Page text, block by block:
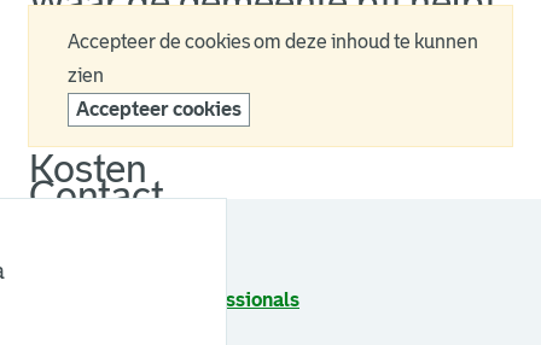
Accepteer de cookies om deze inhoud te kunnen
zien
Accepteer cookies
Kosten
Contact
Informatie voor professionals